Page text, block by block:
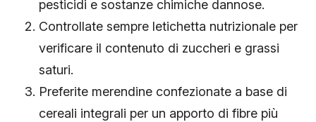
pesticidi e sostanze chimiche dannose.
Controllate sempre letichetta nutrizionale per
verificare il contenuto di zuccheri e grassi
saturi.
Preferite merendine confezionate a base di
cereali integrali per un apporto di fibre più